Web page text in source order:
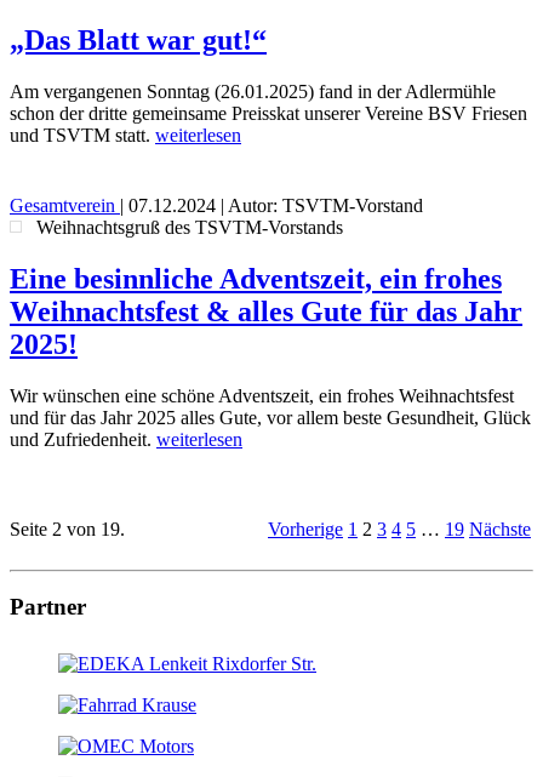
„Das Blatt war gut!“
Am vergangenen Sonntag (26.01.2025) fand in der Adlermühle
schon der dritte gemeinsame Preisskat unserer Vereine BSV Friesen
und TSVTM statt. weiterlesen
Gesamtverein | 07.12.2024 | Autor: TSVTM-Vorstand
Weihnachtsgruß des TSVTM-Vorstands
Eine besinnliche Adventszeit, ein frohes
Weihnachtsfest & alles Gute für das Jahr
2025!
Wir wünschen eine schöne Adventszeit, ein frohes Weihnachtsfest
und für das Jahr 2025 alles Gute, vor allem beste Gesundheit, Glück
und Zufriedenheit. weiterlesen
Seite 2 von 19. Vorherige 1 2 3 4 5 … 19 Nächste
Partner